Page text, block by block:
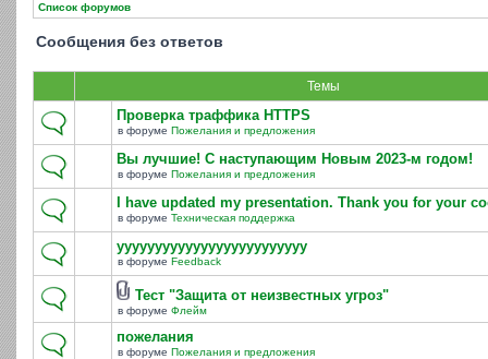
Список форумов
Сообщения без ответов
Темы
Проверка траффика HTTPS
в форуме Пожелания и предложения
Вы лучшие! С наступающим Новым 2023-м годом!
в форуме Пожелания и предложения
I have updated my presentation. Thank you for your
в форуме Техническая поддержка
yyyyyyyyyyyyyyyyyyyyyyyyy
в форуме Feedback
Тест "Защита от неизвестных угроз"
в форуме Флейм
пожелания
в форуме Пожелания и предложения